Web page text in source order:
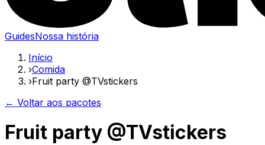
GuidesNossa história
Início
›Comida
›Fruit party @TVstickers
← Voltar aos pacotes
Fruit party @TVstickers